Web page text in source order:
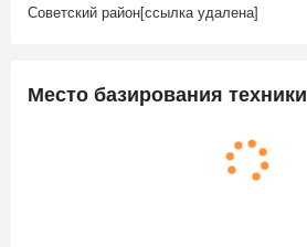
Советский район[ссылка удалена]
Место базирования техники